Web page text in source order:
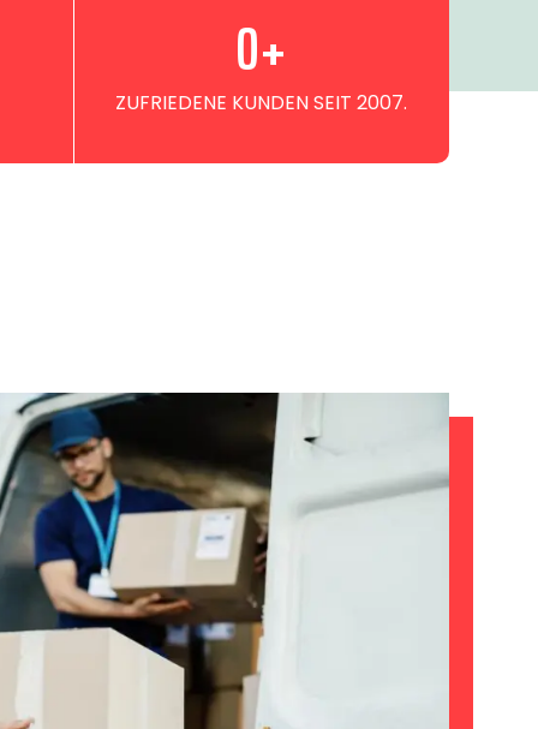
ZUFRIEDENE KUNDEN SEIT 2007.
0+